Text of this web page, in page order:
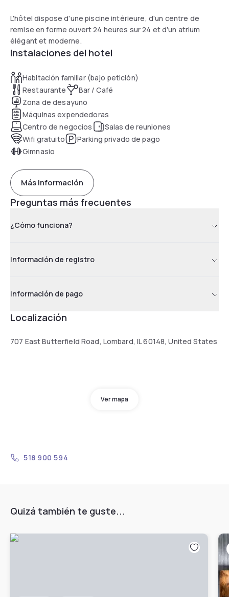
L'hôtel dispose d'une piscine intérieure, d'un centre de
remise en forme ouvert 24 heures sur 24 et d'un atrium
élégant et moderne.
Instalaciones del hotel
Habitación familiar (bajo petición)
Restaurante
Bar / Café
Zona de desayuno
Máquinas expendedoras
Centro de negocios
Salas de reuniones
Wifi gratuito
Parking privado de pago
Gimnasio
Más información
Preguntas más frecuentes
¿Cómo funciona?
Información de registro
Información de pago
Localización
707 East Butterfield Road, Lombard, IL 60148, United States
Ver mapa
518 900 594
Quizá también te guste...